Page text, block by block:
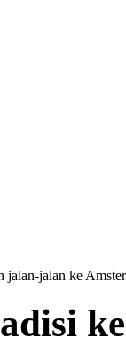
jalan-jalan ke